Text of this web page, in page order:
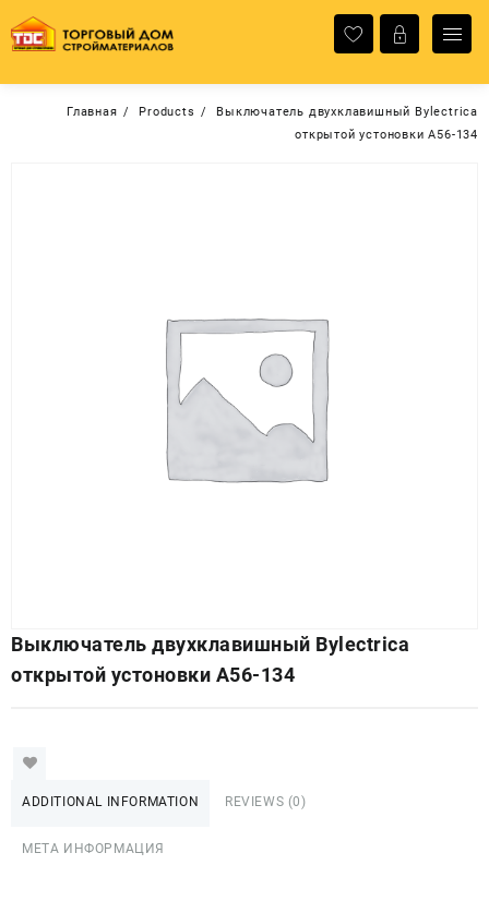
содержимому
Главная Products
Выключатель двухклавишный Bylectrica
открытой устоновки А56-134
Выключатель двухклавишный Bylectrica
открытой устоновки А56-134
ADDITIONAL INFORMATION REVIEWS (0)
МЕТА ИНФОРМАЦИЯ